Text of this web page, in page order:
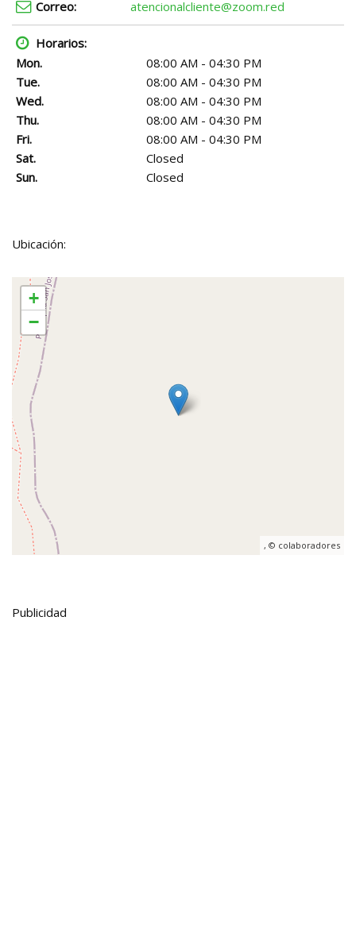
Correo: atencionalcliente@zoom.red
Horarios:
Mon.
08:00 AM - 04:30 PM
Tue.
08:00 AM - 04:30 PM
Wed.
08:00 AM - 04:30 PM
Thu.
08:00 AM - 04:30 PM
Fri.
08:00 AM - 04:30 PM
Sat.
Closed
Sun.
Closed
Ubicación:
+
−
, © colaboradores
Publicidad